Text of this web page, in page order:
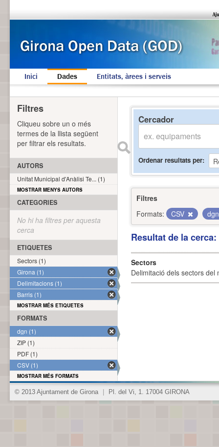
Inici Dades Entitats, àrees i serveis
Cercador
Ordenar resultats per
Filtres
Formats:
CSV
Resultat de la
Sectors
Delimitació dels sectors del
Filtres
Cliqueu sobre un o més
termes de la llista següent
per filtrar els resultats.
AUTORS
Unitat Municipal d'Anàlisi Te... (1)
MOSTRAR MENYS AUTORS
CATEGORIES
No hi ha filtres per aquesta
cerca
ETIQUETES
Sectors (1)
Girona (1)
Delimitacions (1)
Barris (1)
MOSTRAR MÉS ETIQUETES
FORMATS
dgn (1)
ZIP (1)
PDF (1)
CSV (1)
MOSTRAR MÉS FORMATS
© 2013 Ajuntament de Girona Pl. del Vi, 1. 17004 GIRONA